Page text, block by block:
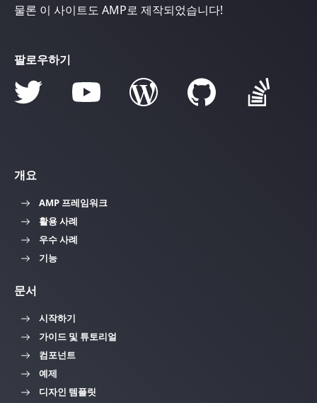
물론 이 사이트도 AMP로 제작되었습니다!
팔로우하기
개요
AMP 프레임워크
활용 사례
우수 사례
기능
문서
시작하기
가이드 및 튜토리얼
컴포넌트
예제
디자인 템플릿